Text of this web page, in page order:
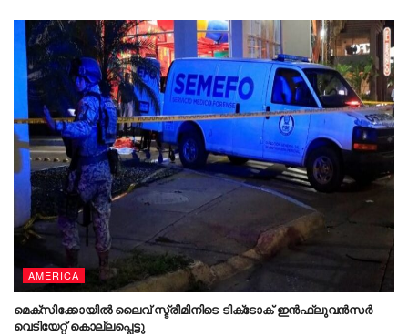
AMERICA
മെക്സിക്കോയിൽ ലൈവ് സ്ട്രീമിനിടെ ടിക്‌ടോക് ഇൻഫ്ലുവൻസർ
വെടിയേറ്റ് കൊല്ലപ്പെട്ടു